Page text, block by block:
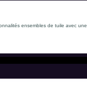
ensembles de tuile avec une